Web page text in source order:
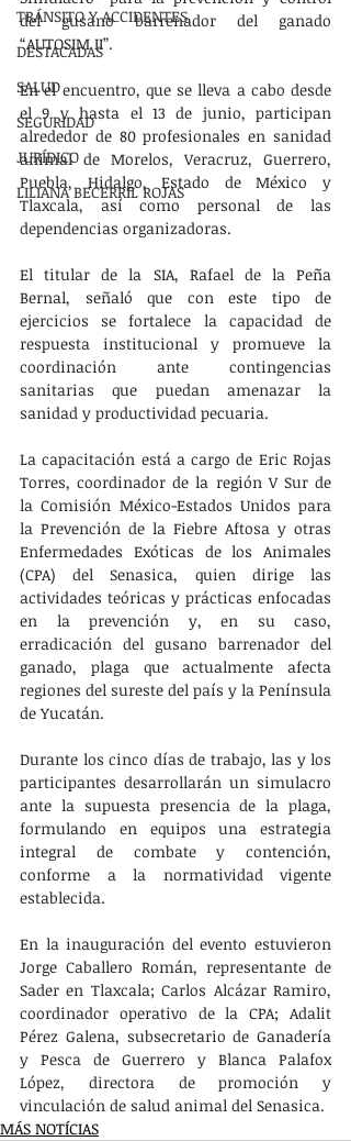
TRÁNSITO Y ACCIDENTES
DESTACADAS
SALUD
SEGURIDAD
JURÍDICO
LILIANA BECERRIL ROJAS
del gusano barrenador del ganado
“AUTOSIM II”.
En el encuentro, que se lleva a cabo desde
el 9 y hasta el 13 de junio, participan
alrededor de 80 profesionales en sanidad
animal de Morelos, Veracruz, Guerrero,
Puebla, Hidalgo, Estado de México y
Tlaxcala, así como personal de las
dependencias organizadoras.
El titular de la SIA, Rafael de la Peña
Bernal, señaló que con este tipo de
ejercicios se fortalece la capacidad de
respuesta institucional y promueve la
coordinación ante contingencias
sanitarias que puedan amenazar la
sanidad y productividad pecuaria.
La capacitación está a cargo de Eric Rojas
Torres, coordinador de la región V Sur de
la Comisión México-Estados Unidos para
la Prevención de la Fiebre Aftosa y otras
Enfermedades Exóticas de los Animales
(CPA) del Senasica, quien dirige las
actividades teóricas y prácticas enfocadas
en la prevención y, en su caso,
erradicación del gusano barrenador del
ganado, plaga que actualmente afecta
regiones del sureste del país y la Península
de Yucatán.
Durante los cinco días de trabajo, las y los
participantes desarrollarán un simulacro
ante la supuesta presencia de la plaga,
formulando en equipos una estrategia
integral de combate y contención,
conforme a la normatividad vigente
establecida.
En la inauguración del evento estuvieron
Jorge Caballero Román, representante de
Sader en Tlaxcala; Carlos Alcázar Ramiro,
coordinador operativo de la CPA; Adalit
Pérez Galena, subsecretario de Ganadería
y Pesca de Guerrero y Blanca Palafox
López, directora de promoción y
vinculación de salud animal del Senasica.
MÁS NOTÍCIAS